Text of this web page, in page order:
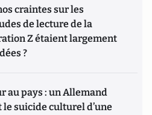
craintes sur les
de lecture de la
Z étaient largement
?
au pays : un Allemand
le suicide culturel d’une